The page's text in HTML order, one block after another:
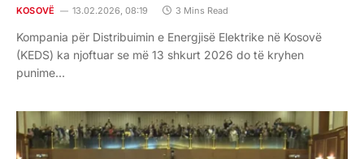
KOSOVË 13.02.2026, 08:19 3 Mins Read
Kompania për Distribuimin e Energjisë Elektrike në Kosovë
(KEDS) ka njoftuar se më 13 shkurt 2026 do të kryhen
punime…